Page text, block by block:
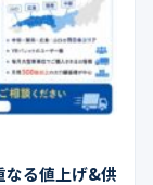
なる値上げ&供